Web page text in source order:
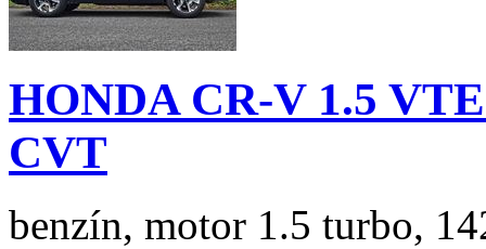
HONDA CR-V 1.5
CVT
benzín, motor 1.5 turbo,